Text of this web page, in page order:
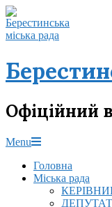
Skip
to
content
Офіційний
Primary
Menu
Menu
Головна
Міська рада